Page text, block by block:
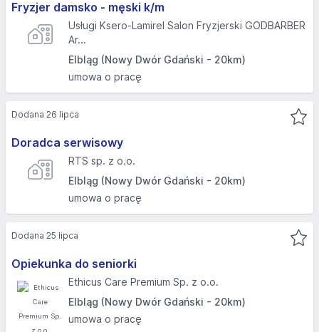
Fryzjer damsko - męski k/m
Usługi Ksero-Lamirel Salon Fryzjerski GODBARBER
Ar...
Elbląg (Nowy Dwór Gdański - 20km)
umowa o pracę
Doradca serwisowy
RTS sp. z o.o.
Elbląg (Nowy Dwór Gdański - 20km)
umowa o pracę
Dodana 26 lipca
Opiekunka do seniorki
Ethicus Care Premium Sp. z o.o.
Elbląg (Nowy Dwór Gdański - 20km)
umowa o pracę
Dodana 25 lipca